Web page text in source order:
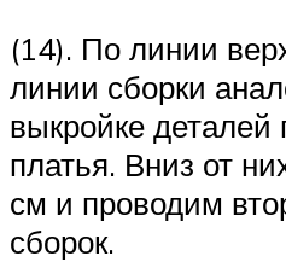
(14). По линии
линии сборки
выкройке деталей
платья. Вниз от
см и проводим
сборок.